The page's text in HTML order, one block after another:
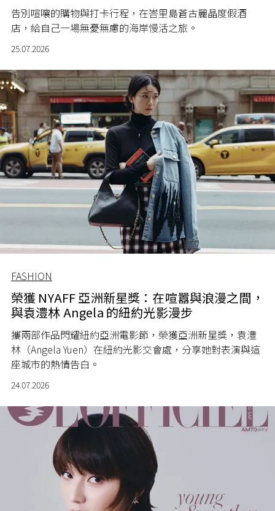
告別喧嚷的購物與打卡行程，在峇里島蒼古麗晶度假酒
店，給自己一場無憂無慮的海岸慢活之旅。
25.07.2026
FASHION
榮獲 NYAFF 亞洲新星獎：在喧囂與浪漫之間，
與袁澧林 Angela 的紐約光影漫步
攜兩部作品閃耀紐約亞洲電影節，榮獲亞洲新星獎，袁澧
林（Angela Yuen）在紐約光影交會處，分享她對表演與這
座城市的熱情告白。
24.07.2026